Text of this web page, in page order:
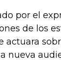
por el
de los
actuara
nueva